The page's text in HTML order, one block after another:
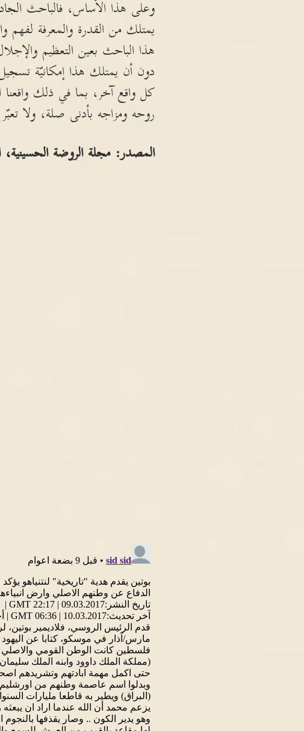
وعلى هذا الأساس، فالباحث
يمتلك من القدرة والمعرفة لفهم
هذا الباحث بعين التعظيم
دون أن يمتلك هذا إمكانيّة
كل واقع آخر، بما في ذلك
روحه ومزاجه بأدنى صلة، ولا
المصدر: مجلة الروضة الحسينية،